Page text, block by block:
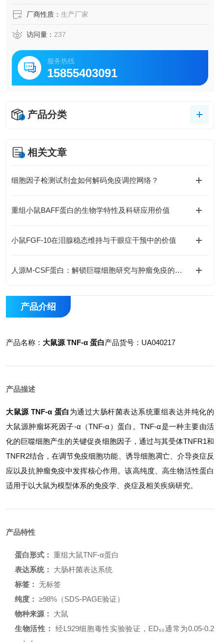
厂商性质： 生产厂家
访问量： 237
服务热线
15855403091
产品分类
相关文章
细胞因子检测试剂盒如何解码免疫调控网络？
重组小鼠BAFF蛋白的生物学特性及科研应用价值
小鼠FGF-10在泪腺稳态维持与干眼症干预中的价值
人源M-CSF蛋白：解锁巨噬细胞研究与肿瘤免疫的科研密钥
产品介绍
产品名称： 大鼠源 TNF-α 蛋白产品货号：UA040217
产品描述
大鼠源 TNF-α 蛋白 为通过大肠杆菌表达系统重组表达并纯化的
大鼠源肿瘤坏死因子-α（TNF-α）蛋白。TNF-α是一种主要由活
化的巨噬细胞产生的关键促炎细胞因子，通过与其受体TNFR1和
TNFR2结合，在调节免疫细胞功能、诱导细胞凋亡、介导炎症反
应以及抗肿瘤免疫中发挥核心作用。该高纯度、高生物活性蛋白
适用于以大鼠为模型体系的免疫学、炎症及相关疾病研究。
产品特性
蛋白形式： 重组大鼠TNF-α蛋白
表达系统：
大肠杆菌表达系统
标签： 无标签
纯度： ≥98%（SDS-PAGE验证）
物种来源：
大鼠
生物活性：
经L929细胞毒性实验验证，ED₅₀通常为0.05-0.2